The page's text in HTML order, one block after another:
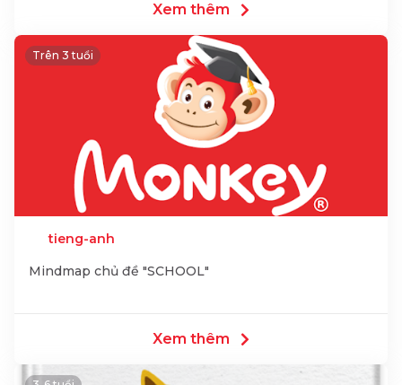
Xem thêm
Trên 3 tuổi
tieng-anh
Mindmap chủ đề "SCHOOL"
Xem thêm